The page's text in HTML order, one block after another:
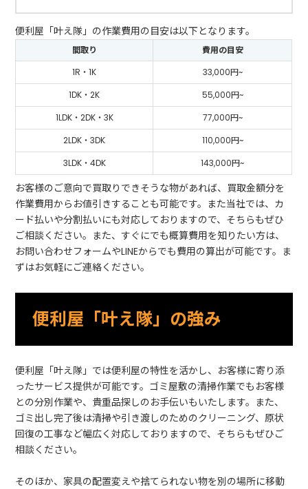
便利屋「叶え隊」の作業費用の目安は以下となります。
間取り
費用の目安
1R・1K
33,000円~
1DK・2K
55,000円~
1LDK・2DK・3K
77,000円~
2LDK・3DK
110,000円~
3LDK・4DK
143,000円~
お客様のご意向で買取りできそうな物があれば、買取金額分を
作業費用からお値引きすることも可能です。また当社では、カ
ード払いや分割払いにも対応しておりますので、そちらもぜひ
ご相談ください。また、すぐにでも概算費用を知りたい方は、
お問い合わせフォームやLINEからでも費用の算出が可能です。ま
ずはお気軽にご連絡ください。
便利屋「叶え隊」の強み
便利屋「叶え隊」では便利屋の特性を活かし、お客様に寄り添
ったサービス提供が可能です。ゴミ屋敷の清掃作業でもお客様
との分別作業や、貴重品探しのお手伝いもいたします。また、
ゴミ出し完了後は清掃や引き渡しのためのクリーニング、原状
回復の工事など幅広く対応しておりますので、そちらもぜひご
相談ください。
そのほか、家具の配置変えや捨てられない物を別の場所に移動